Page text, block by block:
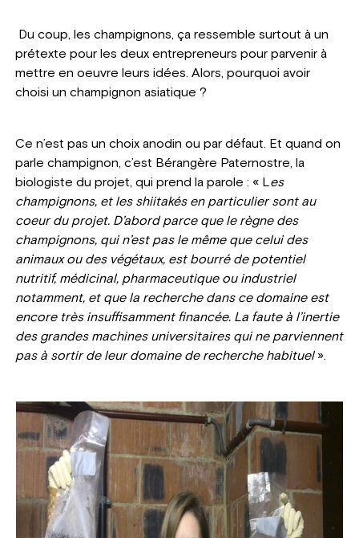
Du coup, les champignons, ça ressemble surtout à un
prétexte pour les deux entrepreneurs pour parvenir à
mettre en oeuvre leurs idées. Alors, pourquoi avoir
choisi un champignon asiatique ?
Ce n’est pas un choix anodin ou par défaut. Et quand on
parle champignon, c’est Bérangère Paternostre, la
biologiste du projet, qui prend la parole : « Les
champignons, et les shiitakés en particulier sont au
coeur du projet. D’abord parce que le règne des
champignons, qui n’est pas le même que celui des
animaux ou des végétaux, est bourré de potentiel
nutritif, médicinal, pharmaceutique ou industriel
notamment, et que la recherche dans ce domaine est
encore très insuffisamment financée. La faute à l’inertie
des grandes machines universitaires qui ne parviennent
pas à sortir de leur domaine de recherche habituel».